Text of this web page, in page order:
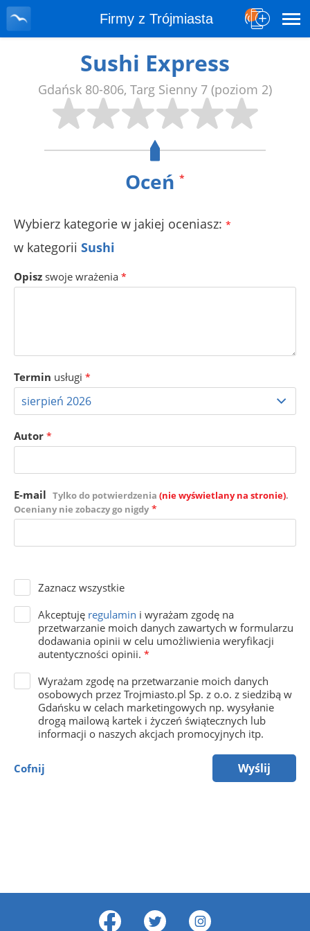
Firmy z Trójmiasta
Sushi Express
Gdańsk 80-806, Targ Sienny 7 (poziom 2)
Oceń *
Wybierz kategorie w jakiej oceniasz: *
w kategorii Sushi
Opisz swoje wrażenia *
Termin usługi *
Autor *
E-mail Tylko do potwierdzenia (nie wyświetlany na stronie).
Oceniany nie zobaczy go nigdy *
Zaznacz wszystkie
Akceptuję regulamin i wyrażam zgodę na
przetwarzanie moich danych zawartych w formularzu
dodawania opinii w celu umożliwienia weryfikacji
autentyczności opinii. *
Wyrażam zgodę na przetwarzanie moich danych
osobowych przez Trojmiasto.pl Sp. z o.o. z siedzibą w
Gdańsku w celach marketingowych np. wysyłanie
drogą mailową kartek i życzeń świątecznych lub
informacji o naszych akcjach promocyjnych itp.
Cofnij Wyślij